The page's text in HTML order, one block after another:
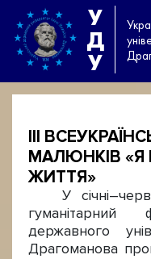
У
Д
У
III
МАЛЮНКІВ
ЖИТТЯ»
У
гуманітарний
державного
Драгоманова